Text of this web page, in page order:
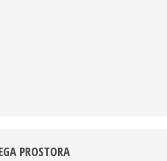
PROSTORA